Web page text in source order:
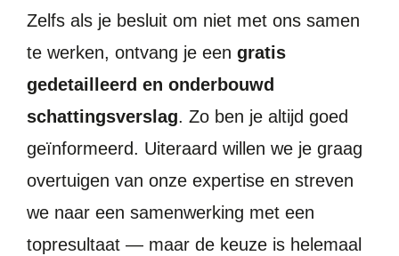
Zelfs als je besluit om niet met ons samen
te werken, ontvang je een gratis
gedetailleerd en onderbouwd
schattingsverslag. Zo ben je altijd goed
geïnformeerd. Uiteraard willen we je graag
overtuigen van onze expertise en streven
we naar een samenwerking met een
topresultaat — maar de keuze is helemaal